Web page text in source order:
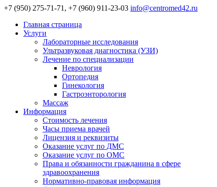
+7 (950) 275-71-71, +7 (960) 911-23-03 info@centromed42.ru
Главная страница
Услуги
Лабораторные исследования
Ультразвуковая диагностика (УЗИ)
Лечение по специализации
Неврология
Ортопедия
Гинекология
Гастроэнторология
Массаж
Информация
Стоимость лечения
Часы приема врачей
Лицензия и реквизиты
Оказание услуг по ДМС
Оказание услуг по ОМС
Права и обязанности гражданина в сфере
здравоохранения
Нормативно-правовая информация